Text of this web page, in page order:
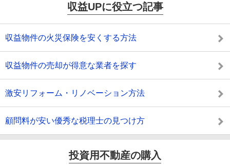
収益UPに役立つ記事
収益物件の火災保険を安くする方法
収益物件の売却が得意な業者を探す
激安リフォーム・リノベーション方法
顧問料が安い優秀な税理士の見つけ方
投資用不動産の購入